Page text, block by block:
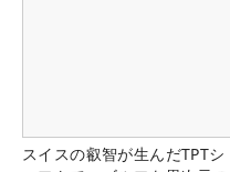
スイスの叡智が生んだTPTシ